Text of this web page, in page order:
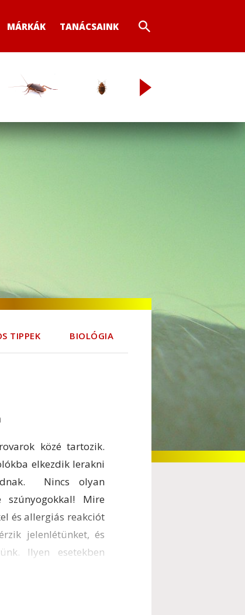
MÁRKÁK TANÁCSAINK
TIPPEK BIOLÓGIA
közé tartozik.
elkezdik lerakni
Nincs olyan
Mire
és allergiás reakciót
jelenlétünket, és
Ilyen esetekben